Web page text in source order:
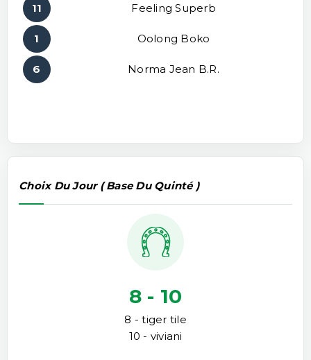
11 Feeling Superb
1 Oolong Boko
6 Norma Jean B.r.
Choix Du Jour ( Base Du Quinté )
8 - 10
8 - tiger tile
10 - viviani